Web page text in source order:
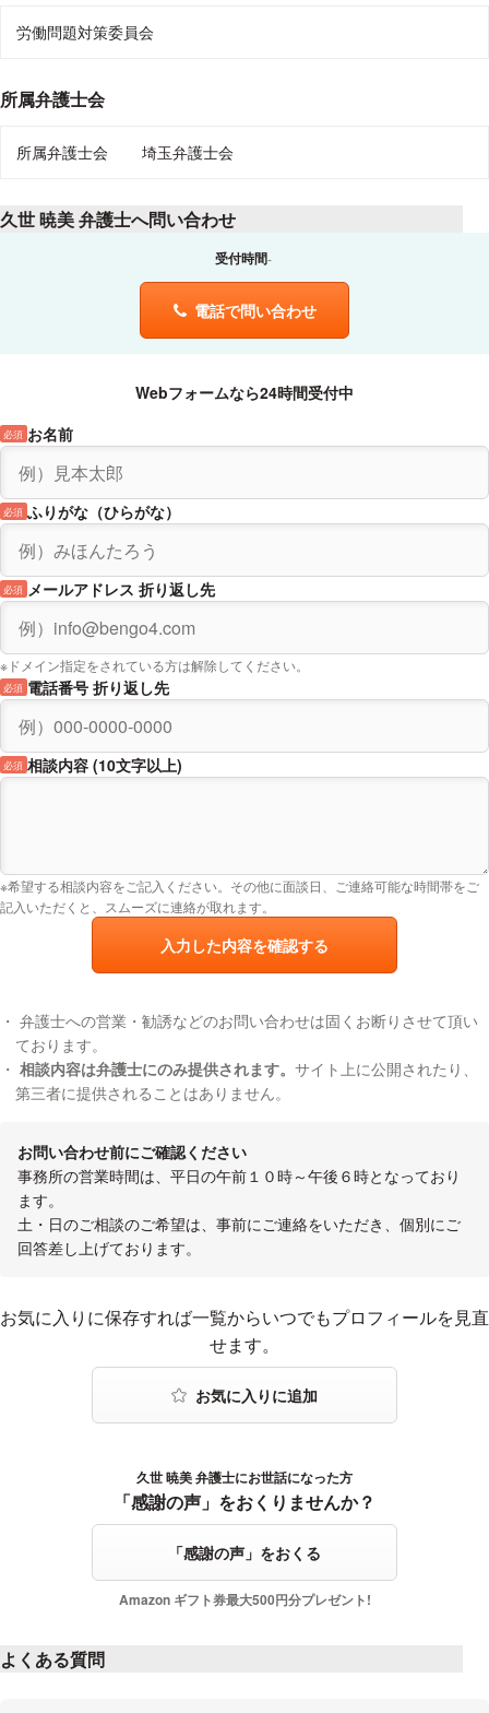
労働問題対策委員会
所属弁護士会
所属弁護士会 埼玉弁護士会
久世 暁美 弁護士へ問い合わせ
受付時間
電話で問い合わせ
Webフォームなら24時間受付中
お名前
必須
ふりがな（ひらがな）
必須
メールアドレス 折り返し先
必須
※ドメイン指定をされている方は解除してください。
電話番号 折り返し先
必須
相談内容 (10文字以上)
必須
※希望する相談内容をご記入ください。その他に面談日、ご連絡可能な時間帯をご
記入いただくと、スムーズに連絡が取れます。
入力した内容を確認する
弁護士への営業・勧誘などのお問い合わせは固くお断りさせて頂い
ております。
相談内容は弁護士にのみ提供されます。 サイト上に公開されたり、
第三者に提供されることはありません。
お問い合わせ前にご確認ください
事務所の営業時間は、平日の午前１０時～午後６時となっており
ます。
土・日のご相談のご希望は、事前にご連絡をいただき、個別にご
回答差し上げております。
お気に入りに登録する
お気に入りに保存すれば一覧からいつでもプロフィールを見直
せます。
感謝の声をおくる久世 暁美 弁護士にお世話になった方
「感謝の声」をおくりませんか？
「感謝の声」をおくる
Amazon ギフト券最大500円分プレゼント!
よくある質問